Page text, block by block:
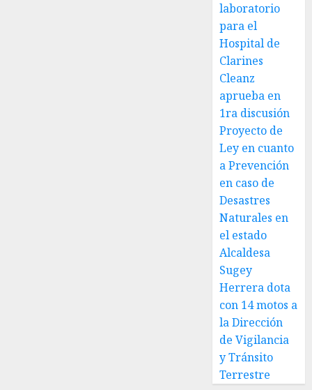
laboratorio
para el
Hospital de
Clarines
Cleanz
aprueba en
1ra discusión
Proyecto de
Ley en cuanto
a Prevención
en caso de
Desastres
Naturales en
el estado
Alcaldesa
Sugey
Herrera dota
con 14 motos a
la Dirección
de Vigilancia
y Tránsito
Terrestre